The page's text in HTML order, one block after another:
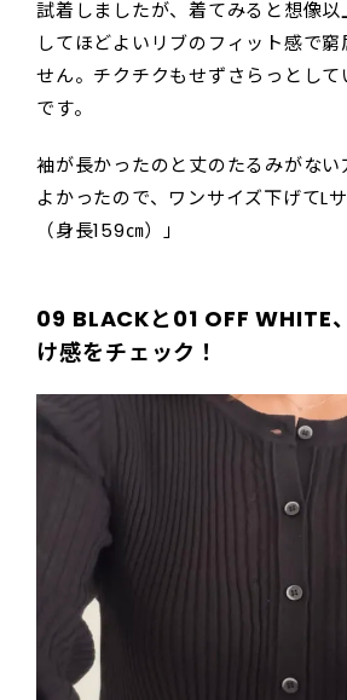
試着しましたが、着てみると想像以
してほどよいリブのフィット感で
せん。チクチクもせずさらっとして
です。
袖が長かったのと丈のたるみがない
よかったので、ワンサイズ下げてL
（身長159㎝）」
09 BLACKと01 OFF WHITE
け感をチェック！